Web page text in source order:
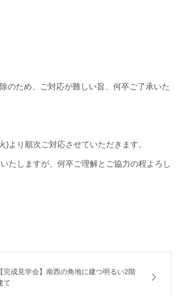
のため、ご対応が難しい旨、何卒ご了承いた
より順次ご対応させていただきます。
たしますが、何卒ご理解とご協力の程よろし
【完成見学会】南西の角地に建つ明るい2階
て